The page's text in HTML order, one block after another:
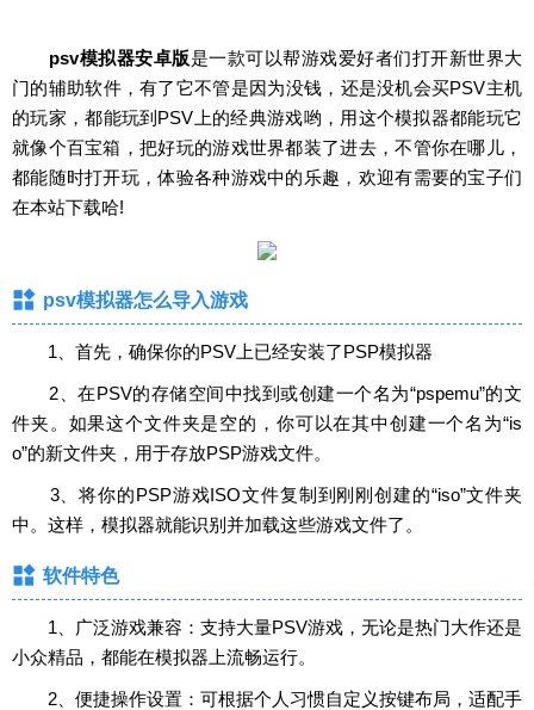
psv模拟器安卓版是一款可以帮游戏爱好者们打开新世界大
门的辅助软件，有了它不管是因为没钱，还是没机会买PSV主机
的玩家，都能玩到PSV上的经典游戏哟，用这个模拟器都能玩它
就像个百宝箱，把好玩的游戏世界都装了进去，不管你在哪儿，
都能随时打开玩，体验各种游戏中的乐趣，欢迎有需要的宝子们
在本站下载哈!
psv模拟器怎么导入游戏
‌1、首先，确保你的PSV上已经安装了PSP模拟器
‌2、在PSV的存储空间中找到或创建一个名为“pspemu”的文
件夹。如果这个文件夹是空的，你可以在其中创建一个名为“is
o”的新文件夹，用于存放PSP游戏文件。‌
‌3、将你的PSP游戏ISO文件复制到刚刚创建的“iso”文件夹
中。这样，模拟器就能识别并加载这些游戏文件了。
软件特色
1、广泛游戏兼容：支持大量PSV游戏，无论是热门大作还是
小众精品，都能在模拟器上流畅运行。
2、便捷操作设置：可根据个人习惯自定义按键布局，适配手